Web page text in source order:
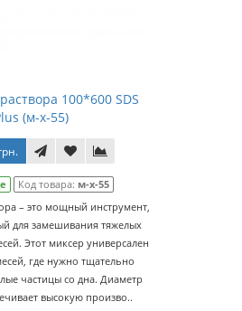
100*600 SDS
(м-х-55)
Код товара: м-х-55
– это мощный инструмент,
для замешивания тяжелых
Этот миксер универсален
где нужно тщательно
частицы со дна. Диаметр
высокую произво..